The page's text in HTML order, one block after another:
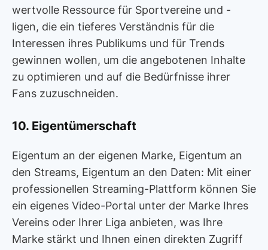
wertvolle Ressource für Sportvereine und -
ligen, die ein tieferes Verständnis für die
Interessen ihres Publikums und für Trends
gewinnen wollen, um die angebotenen Inhalte
zu optimieren und auf die Bedürfnisse ihrer
Fans zuzuschneiden.
10. Eigentümerschaft
Eigentum an der eigenen Marke, Eigentum an
den Streams, Eigentum an den Daten: Mit einer
professionellen Streaming-Plattform können Sie
ein eigenes Video-Portal unter der Marke Ihres
Vereins oder Ihrer Liga anbieten, was Ihre
Marke stärkt und Ihnen einen direkten Zugriff